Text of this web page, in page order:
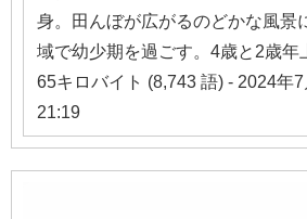
身。田んぼが広がるのどかな風景
域で幼少期を過ごす。4歳と2歳年
65キロバイト (8,743 語) - 2024年
21:19